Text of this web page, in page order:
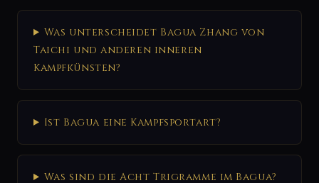
Was unterscheidet Bagua Zhang von
Taichi und anderen inneren
Kampfkünsten?
Ist Bagua eine Kampfsportart?
Was sind die Acht Trigramme im Bagua?